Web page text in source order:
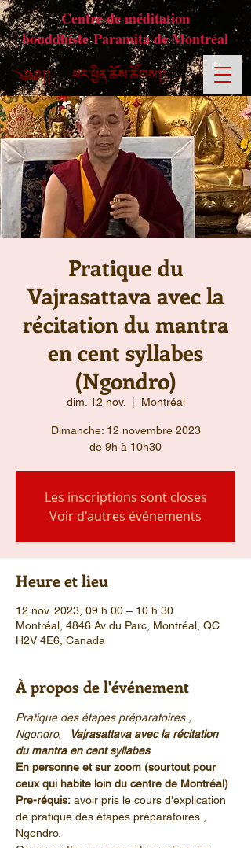
Centre de méditation
bouddhiste Paramita de Montréal
Pratique du
Vajrasattava avec la
récitation du mantra
en cent syllabes
(Ngondro)
dim. 12 nov. Montréal
Dimanche: 12 novembre 2023
Les inscriptions sont closes
Voir d'autres événements
Heure et lieu
12 nov. 2023, 09 h 00 – 10 h 30
Montréal, 4846 Av du Parc, Montréal, QC
H2V 4E6, Canada
À propos de l'événement
Pratique des étapes préparatoires ,
Ngondro, Vajrasattava avec la récitation
du mantra en cent syllabes
En personne et sur zoom (sourtout pour
ceux qui habite loin du centre de Montréal)
Pre-réquis: avoir pris le cours d'explication
de pratique des étapes préparatoires ,
Ngondro.